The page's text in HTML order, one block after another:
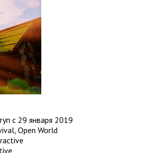
с 29 января 2019
Open World